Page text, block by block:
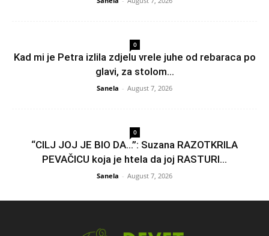
0
Kad mi je Petra izlila zdjelu vrele juhe od rebaraca po
glavi, za stolom...
Sanela - August 7, 2026
0
“CILJ JOJ JE BIO DA…”: Suzana RAZOTKRILA
PEVAČICU koja je htela da joj RASTURI...
Sanela - August 7, 2026